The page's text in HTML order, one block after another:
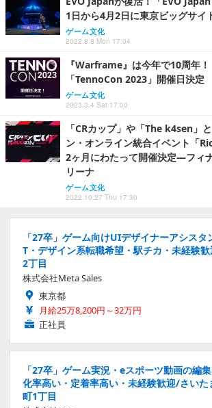
1日から4月2日に東京ビッグサイ
ゲーム文化
2022.8.8 Mon 17:04
『Warframe』は今年で10周年
「TennoCon 2023」開催日決定
ゲーム文化
2023.3.4 Sat 17:00
「CRカップ」や「The k4sen」
ン・オンライン統合イベント「
2ヶ月にわたって開催決定―フィ
リーナ
ゲーム文化
2022.10.27 Thu 17:30
「27卒」ゲーム向けUIデザイナーアシス
T・デザイン系転職希望・駅チカ・未経験
2丁目
株式会社Meta Sales
東京都
月給25万8,200円～32万円
正社員
「27卒」ゲーム実況・eスポーツ動画の編
化率高い・定着率高い・未経験歓迎/さいた
町1丁目